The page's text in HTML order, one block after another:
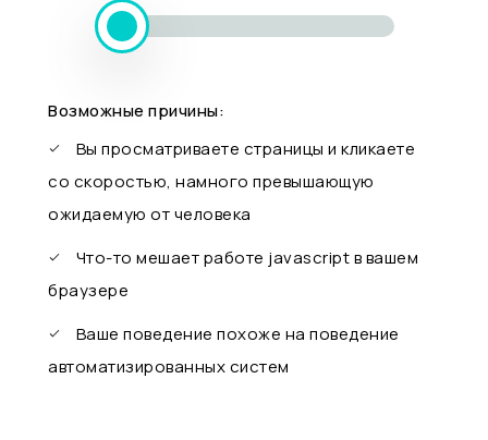
Возможные причины:
Вы просматриваете страницы и кликаете
со скоростью, намного превышающую
ожидаемую от человека
Что-то мешает работе javascript в вашем
браузере
Ваше поведение похоже на поведение
автоматизированных систем